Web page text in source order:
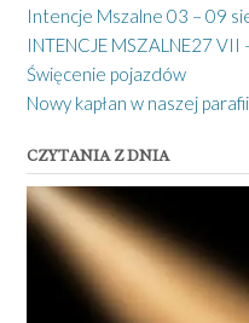
Intencje Mszalne 03 – 09
INTENCJE MSZALNE27
Święcenie pojazdów
Nowy kapłan w naszej
CZYTANIA Z DNIA